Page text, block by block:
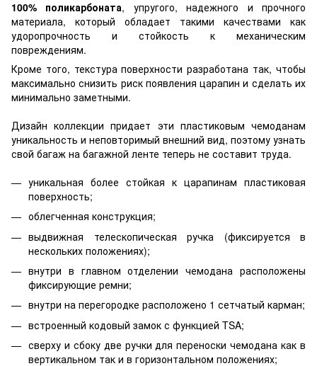
100% поликарбоната, упругого, надежного и прочного
материала, который обладает такими качествами как
удоропрочность и стойкость к механическим
повреждениям.
Кроме того, текстура поверхности разработана так, чтобы
максимально снизить риск появления царапин и сделать их
минимально заметными.
Дизайн коллекции придает эти пластиковым чемоданам
уникальность и неповторимый внешний вид, поэтому узнать
свой багаж на багажной ленте теперь не составит труда.
уникальная более стойкая к царапинам пластиковая
поверхность;
облегченная конструкция;
выдвижная телескопическая ручка (фиксируется в
нескольких положениях);
внутри в главном отделении чемодана расположены
фиксирующие ремни;
внутри на перегородке расположено 1 сетчатый карман;
встроенный кодовый замок с функцией TSA;
сверху и сбоку две ручки для переноски чемодана как в
вертикальном так и в горизонтальном положениях;